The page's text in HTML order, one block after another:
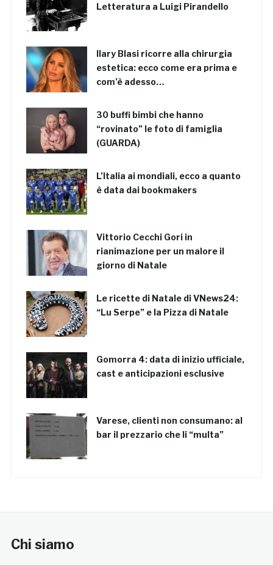
Letteratura a Luigi Pirandello
Ilary Blasi ricorre alla chirurgia
estetica: ecco come era prima e
com’è adesso…
30 buffi bimbi che hanno
“rovinato” le foto di famiglia
(GUARDA)
L’Italia ai mondiali, ecco a quanto
è data dai bookmakers
Vittorio Cecchi Gori in
rianimazione per un malore il
giorno di Natale
Le ricette di Natale di VNews24:
“Lu Serpe” e la Pizza di Natale
Gomorra 4: data di inizio ufficiale,
cast e anticipazioni esclusive
Varese, clienti non consumano: al
bar il prezzario che li “multa”
Chi siamo